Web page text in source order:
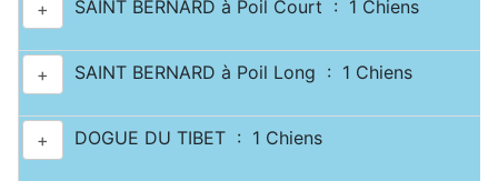
+ SAINT BERNARD à Poil Court : 1 Chiens
+ SAINT BERNARD à Poil Long : 1 Chiens
+ DOGUE DU TIBET : 1 Chiens